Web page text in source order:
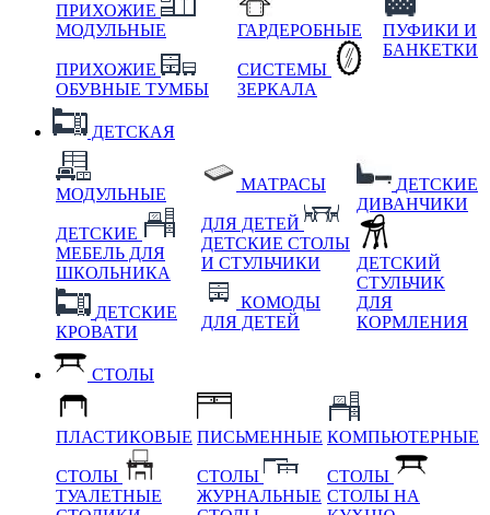
ПРИХОЖИЕ
МОДУЛЬНЫЕ
ПРИХОЖИЕ
ОБУВНЫЕ ТУМБЫ
ГАРДЕРОБНЫЕ
СИСТЕМЫ
ЗЕРКАЛА
ПУФИКИ И
БАНКЕТКИ
ДЕТСКАЯ
МОДУЛЬНЫЕ
ДЕТСКИЕ
МЕБЕЛЬ ДЛЯ
ШКОЛЬНИКА
ДЕТСКИЕ
КРОВАТИ
МАТРАСЫ
ДЛЯ ДЕТЕЙ
ДЕТСКИЕ СТОЛЫ
И СТУЛЬЧИКИ
КОМОДЫ
ДЛЯ ДЕТЕЙ
ДЕТСКИЕ
ДИВАНЧИКИ
ДЕТСКИЙ
СТУЛЬЧИК
ДЛЯ
КОРМЛЕНИЯ
СТОЛЫ
ПЛАСТИКОВЫЕ
СТОЛЫ
ТУАЛЕТНЫЕ
ПИСЬМЕННЫЕ
СТОЛЫ
ЖУРНАЛЬНЫЕ
КОМПЬЮТЕРНЫЕ
СТОЛЫ
СТОЛЫ НА